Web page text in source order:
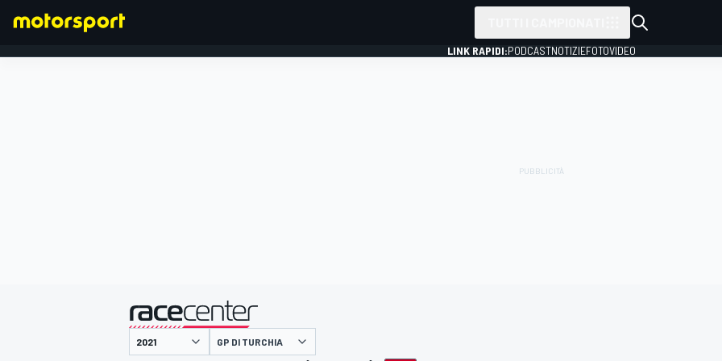
LINK RAPIDI:PODCASTNOTIZIEFOTOVIDEO
presentato da
GP DI TURCHIA